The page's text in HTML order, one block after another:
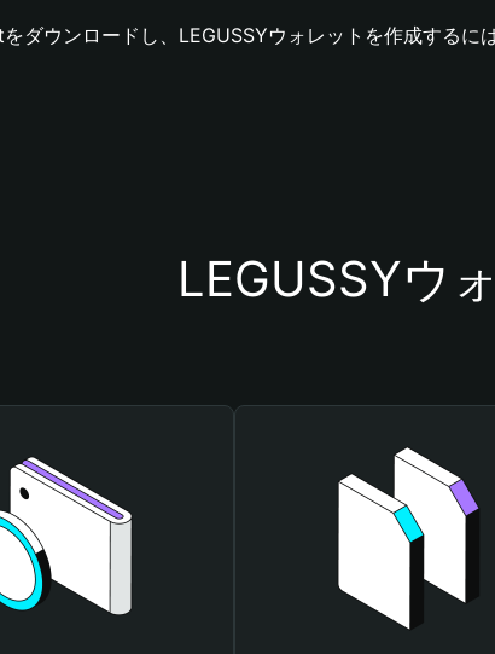
ダウンロードし、LEGUSSYウォレットを作成するに
LEGUSSYウ